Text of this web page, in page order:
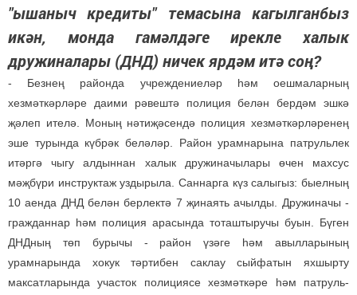
"ышаныч кредиты" темасына кагылганбыз
икән, монда гамәлдәге ирекле халык
дружиналары (ДНД) ничек ярдәм итә соң?
- Безнең районда учреждениеләр һәм оешмаларның
хезмәткәрләре даими рәвештә полиция белән бердәм эшкә
җәлеп ителә. Моның нәтиҗәсендә полиция хезмәткәрләренең
эше турында күбрәк беләләр. Район урамнарына патрульлек
итәргә чыгу алдыннан халык дружиначылары өчен махсус
мәҗбүри инструктаж уздырыла. Саннарга күз салыгыз: быелның
10 аенда ДНД белән берлектә 7 җинаять ачылды. Дружиначы -
гражданнар һәм полиция арасында тоташтыручы буын. Бүген
ДНДның төп бурычы - район үзәге һәм авылларының
урамнарында хокук тәртибен саклау сыйфатын яхшырту
максатларында участок полициясе хезмәткәре һәм патруль-